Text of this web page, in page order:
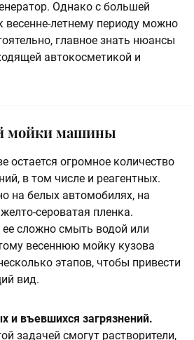
Однако с большей
весенне-летнему периоду можно
главное знать нюансы
автокосметикой и
мойки машины
остается огромное количество
в том числе и реагентных.
на белых автомобилях, на
сероватая пленка.
сложно смыть водой или
весеннюю мойку кузова
этапов, чтобы привести
вид.
и въевшихся загрязнений.
задачей смогут растворители,